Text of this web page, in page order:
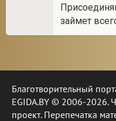
займет
Благотворительный
EGIDA.BY © 2006-2026.
проект. Перепечатка